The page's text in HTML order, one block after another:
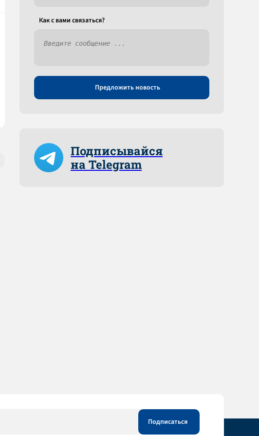
Как c вами связаться?
Предложить новость
Подписывайся
на Telegram